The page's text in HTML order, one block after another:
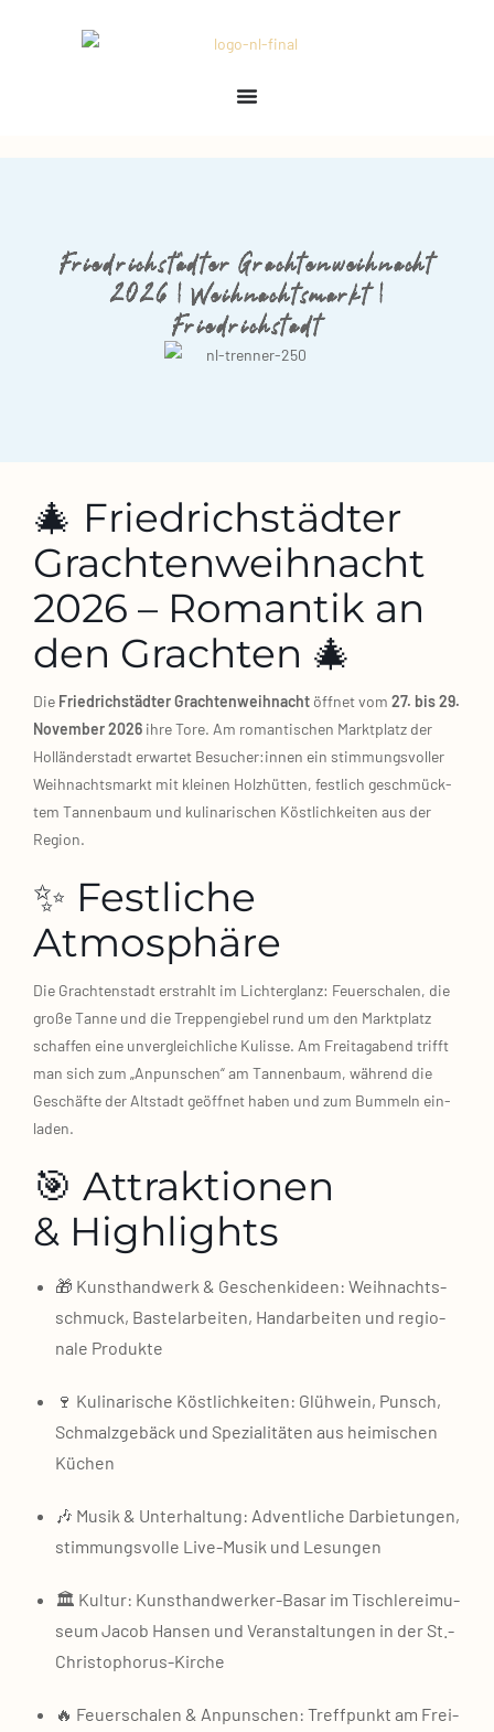
Friedrichstädter Grachtenweihnacht
2026 | Weihnachtsmarkt |
Friedrichstadt
🎄 Friedrichstädter
Grachtenweihnacht
2026 – Romantik an
den Grachten 🎄
Die Fried­rich­städ­ter Grach­ten­weih­nacht öff­net vom 27. bis 29.
Novem­ber 2026 ihre Tore. Am roman­ti­schen Markt­platz der
Hol­län­der­stadt erwar­tet Besucher:innen ein stim­mungs­vol­ler
Weih­nachts­markt mit klei­nen Holz­hüt­ten, fest­lich geschmück­
tem Tan­nen­baum und kuli­na­ri­schen Köst­lich­kei­ten aus der
Regi­on.
✨ Festliche
Atmosphäre
Die Grach­ten­stadt erstrahlt im Lich­ter­glanz: Feu­er­scha­len, die
gro­ße Tan­ne und die Trep­pen­gie­bel rund um den Markt­platz
schaf­fen eine unver­gleich­li­che Kulis­se. Am Frei­tag­abend trifft
man sich zum „Anpun­schen“ am Tan­nen­baum, wäh­rend die
Geschäf­te der Alt­stadt geöff­net haben und zum Bum­meln ein­
la­den.
🎯 Attraktionen
& Highlights
🎁 Kunst­hand­werk & Geschenk­ideen: Weih­nachts­
schmuck, Bas­tel­ar­bei­ten, Hand­ar­bei­ten und regio­
na­le Pro­duk­te
🍷 Kuli­na­ri­sche Köst­lich­kei­ten: Glüh­wein, Punsch,
Schmalz­ge­bäck und Spe­zia­li­tä­ten aus hei­mi­schen
Küchen
🎶 Musik & Unter­hal­tung: Advent­li­che Dar­bie­tun­gen,
stim­mungs­vol­le Live-Musik und Lesun­gen
🏛️ Kul­tur: Kunst­hand­wer­ker-Basar im Tisch­ler­eimu­
se­um Jacob Han­sen und Ver­an­stal­tun­gen in der St.-
Christophorus-Kirche
🔥 Feu­er­scha­len & Anpun­schen: Treff­punkt am Frei­